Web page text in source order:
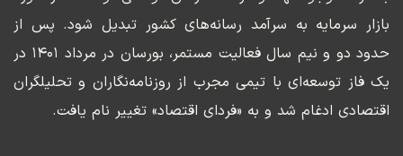
بازار سرمایه به سرآمد رسانه‌های کشور تبدیل شود. پس از
حدود دو و نیم سال فعالیت مستمر، بورسان در مرداد ۱۴۰۱ در
یک فاز توسعه‌ای با تیمی مجرب از روزنامه‌نگاران و تحلیلگران
اقتصادی ادغام شد و به «فردای اقتصاد» تغییر نام یافت.